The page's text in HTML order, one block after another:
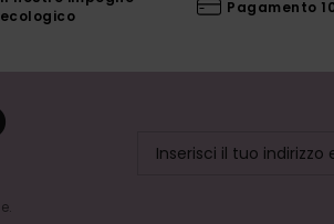
ecologico
Pagamento